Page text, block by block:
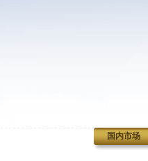
国内市场